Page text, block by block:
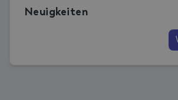
Neuigkeiten